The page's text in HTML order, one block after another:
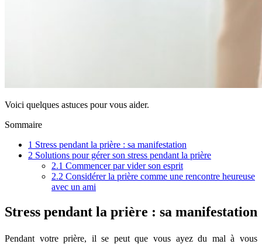
Voici quelques astuces pour vous aider.
Sommaire
1 Stress pendant la prière : sa manifestation
2 Solutions pour gérer son stress pendant la prière
2.1 Commencer par vider son esprit
2.2 Considérer la prière comme une rencontre heureuse
avec un ami
Stress pendant la prière : sa manifestation
Pendant votre prière, il se peut que vous ayez du mal à vous